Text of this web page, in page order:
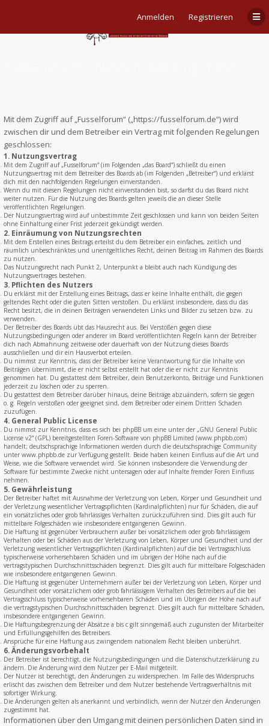
Anmelden Registrieren
Mit dem Zugriff auf „Fusselforum“ („https://fusselforum.de“) wird
zwischen dir und dem Betreiber ein Vertrag mit folgenden Regelungen
geschlossen:
1. Nutzungsvertrag
Mit dem Zugriff auf „Fusselforum“ (im Folgenden „das Board“) schließt du einen
Nutzungsvertrag mit dem Betreiber des Boards ab (im Folgenden „Betreiber“) und erklärst
dich mit den nachfolgenden Regelungen einverstanden.
Wenn du mit diesen Regelungen nicht einverstanden bist, so darfst du das Board nicht
weiter nutzen. Für die Nutzung des Boards gelten jeweils die an dieser Stelle
veröffentlichten Regelungen.
Der Nutzungsvertrag wird auf unbestimmte Zeit geschlossen und kann von beiden Seiten
ohne Einhaltung einer Frist jederzeit gekündigt werden.
2. Einräumung von Nutzungsrechten
Mit dem Erstellen eines Beitrags erteilst du dem Betreiber ein einfaches, zeitlich und
räumlich unbeschränktes und unentgeltliches Recht, deinen Beitrag im Rahmen des Boards
zu nutzen.
Das Nutzungsrecht nach Punkt 2, Unterpunkt a bleibt auch nach Kündigung des
Nutzungsvertrages bestehen.
3. Pflichten des Nutzers
Du erklärst mit der Erstellung eines Beitrags, dass er keine Inhalte enthält, die gegen
geltendes Recht oder die guten Sitten verstoßen. Du erklärst insbesondere, dass du das
Recht besitzt, die in deinen Beiträgen verwendeten Links und Bilder zu setzen bzw. zu
verwenden.
Der Betreiber des Boards übt das Hausrecht aus. Bei Verstößen gegen diese
Nutzungsbedingungen oder anderer im Board veröffentlichten Regeln kann der Betreiber
dich nach Abmahnung zeitweise oder dauerhaft von der Nutzung dieses Boards
ausschließen und dir ein Hausverbot erteilen.
Du nimmst zur Kenntnis, dass der Betreiber keine Verantwortung für die Inhalte von
Beiträgen übernimmt, die er nicht selbst erstellt hat oder die er nicht zur Kenntnis
genommen hat. Du gestattest dem Betreiber, dein Benutzerkonto, Beiträge und Funktionen
jederzeit zu löschen oder zu sperren.
Du gestattest dem Betreiber darüber hinaus, deine Beiträge abzuändern, sofern sie gegen
o. g. Regeln verstoßen oder geeignet sind, dem Betreiber oder einem Dritten Schaden
zuzufügen.
4. General Public License
Du nimmst zur Kenntnis, dass es sich bei phpBB um eine unter der „GNU General Public
License v2“ (GPL) bereitgestellten Foren-Software von phpBB Limited (www.phpbb.com)
handelt; deutschsprachige Informationen werden durch die deutschsprachige Community
unter www.phpbb.de zur Verfügung gestellt. Beide haben keinen Einfluss auf die Art und
Weise, wie die Software verwendet wird. Sie können insbesondere die Verwendung der
Software für bestimmte Zwecke nicht untersagen oder auf Inhalte fremder Foren Einfluss
nehmen.
5. Gewährleistung
Der Betreiber haftet mit Ausnahme der Verletzung von Leben, Körper und Gesundheit und
der Verletzung wesentlicher Vertragspflichten (Kardinalpflichten) nur für Schäden, die auf
ein vorsätzliches oder grob fahrlässiges Verhalten zurückzuführen sind. Dies gilt auch für
mittelbare Folgeschäden wie insbesondere entgangenen Gewinn.
Die Haftung ist gegenüber Verbrauchern außer bei vorsätzlichem oder grob fahrlässigem
Verhalten oder bei Schäden aus der Verletzung von Leben, Körper und Gesundheit und der
Verletzung wesentlicher Vertragspflichten (Kardinalpflichten) auf die bei Vertragsschluss
typischerweise vorhersehbaren Schäden und im übrigen der Höhe nach auf die
vertragstypischen Durchschnittsschäden begrenzt. Dies gilt auch für mittelbare Folgeschäden
wie insbesondere entgangenen Gewinn.
Die Haftung ist gegenüber Unternehmern außer bei der Verletzung von Leben, Körper und
Gesundheit oder vorsätzlichem oder grob fahrlässigem Verhalten des Betreibers auf die bei
Vertragsschluss typischerweise vorhersehbaren Schäden und im Übrigen der Höhe nach auf
die vertragstypischen Durchschnittsschäden begrenzt. Dies gilt auch für mittelbare Schäden,
insbesondere entgangenen Gewinn.
Die Haftungsbegrenzung der Absätze a bis c gilt sinngemäß auch zugunsten der Mitarbeiter
und Erfüllungsgehilfen des Betreibers.
Ansprüche für eine Haftung aus zwingendem nationalem Recht bleiben unberührt.
6. Änderungsvorbehalt
Der Betreiber ist berechtigt, die Nutzungsbedingungen und die Datenschutzerklärung zu
ändern. Die Änderung wird dem Nutzer per E-Mail mitgeteilt.
Der Nutzer ist berechtigt, den Änderungen zu widersprechen. Im Falle des Widerspruchs
erlischt das zwischen dem Betreiber und dem Nutzer bestehende Vertragsverhältnis mit
sofortiger Wirkung.
Die Änderungen gelten als anerkannt und verbindlich, wenn der Nutzer den Änderungen
zugestimmt hat.
Informationen über den Umgang mit deinen persönlichen Daten sind in